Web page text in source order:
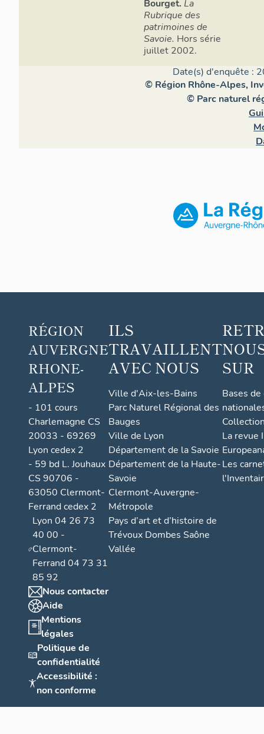
Bourget. La
Rubrique des
patrimoines de
Savoie. Hors série
juillet 2002.
Date(s) d'enquête :
© Région Rhône-Alpes,
© Parc naturel
RÉGION
AUVERGNE
RHONE-
ALPES
- 101 cours
Charlemagne CS
20033 - 69269
Lyon cedex 2
- 59 bd L. Jouhaux
CS 90706 -
63050 Clermont-
Ferrand cedex 2
Lyon 04 26 73
40 00 -
Clermont-
Ferrand 04 73 31
85 92
Nous contacter
Aide
Mentions
légales
Politique de
confidentialité
Accessibilité :
non conforme
ILS
TRAVAILLENT
AVEC NOUS
Ville d'Aix-les-Bains
Parc Naturel Régional des
Bauges
Ville de Lyon
Département de la Savoie
Département de la Haute-
Savoie
Clermont-Auvergne-
Métropole
Pays d’art et d’histoire de
Trévoux Dombes Saône
Vallée
SUR
Bases
La revue
Les